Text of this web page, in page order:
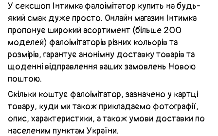
У сексшоп Інтимка фалоімітатор купить на будь-
який смак дуже просто. Онлайн магазин Інтимка
пропонує широкий асортимент (більше 200
моделей) фалоімітаторів різних кольорів та
розмірів, гарантує анонімну доставку товарів та
щоденні відправлення ваших замовлень Новою
поштою.
Скільки коштує фалоімітатор, зазначено у картці
товару, куди ми також прикладаємо фотографії,
опис, характеристики, а також умови доставки по
населеним пунктам України.